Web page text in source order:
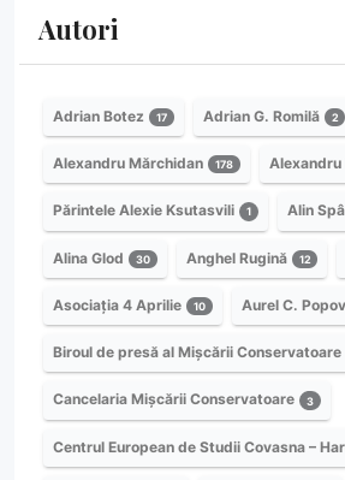
Autori
Adrian Botez 17 Adrian G. Romilă 2
Alexandru Mărchidan 178 Alexandru
Părintele Alexie Ksutasvili 1 Alin
Alina Glod 30 Anghel Rugină 12
Asociația 4 Aprilie 10 Aurel C.
Biroul de presă al Mișcării Conservatoare
Cancelaria Mișcării Conservatoare 3
Centrul European de Studii Covasna –